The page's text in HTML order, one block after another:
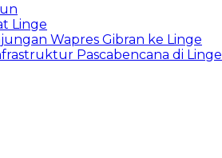
Linge
Wapres Gibran ke Linge
Pascabencana di Linge